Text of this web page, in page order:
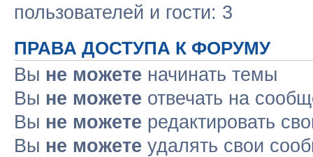
пользователей и гости: 3
ПРАВА ДОСТУПА К ФОРУМУ
Вы не можете начинать темы
Вы не можете отвечать на
Вы не можете редактировать
Вы не можете удалять свои